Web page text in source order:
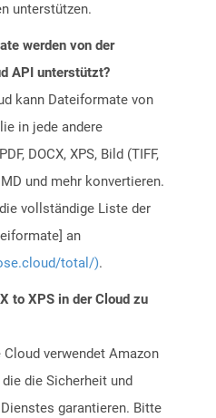
unterstützen.
werden von der
API unterstützt?
kann Dateiformate von
in jede andere
DOCX, XPS, Bild (TIFF,
und mehr konvertieren.
vollständige Liste der
an
total/).
to XPS in der Cloud zu
verwendet Amazon
die die Sicherheit und
garantieren. Bitte